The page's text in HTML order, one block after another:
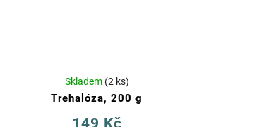
Trehalóza, 200 g
Skladem (2 ks)